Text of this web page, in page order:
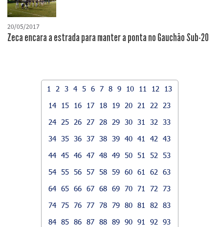
20/05/2017
Zeca encara a estrada para manter a ponta no Gauchão Sub-20
1 2 3 4 5 6 7 8 9 10 11 12
13
14
15 16 17 18 19 20 21 22
23
24
25 26 27 28 29 30 31 32
33
34 35 36 37 38 39 40 41 42
43
44 45 46 47 48 49 50 51 52
53
54 55 56 57 58 59 60 61 62
63
64 65 66 67 68 69 70 71 72
73
74 75 76 77 78 79 80 81 82
83
84 85 86 87 88 89 90 91 92
93